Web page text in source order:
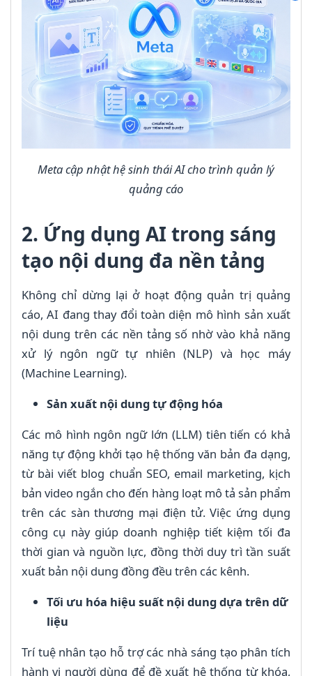
Meta cập nhật hệ sinh thái AI cho trình quản lý
quảng cáo
2. Ứng dụng AI trong sáng
tạo nội dung đa nền tảng
Không chỉ dừng lại ở hoạt động quản trị quảng
cáo, AI đang thay đổi toàn diện mô hình sản xuất
nội dung trên các nền tảng số nhờ vào khả năng
xử lý ngôn ngữ tự nhiên (NLP) và học máy
(Machine Learning).
Sản xuất nội dung tự động hóa
Các mô hình ngôn ngữ lớn (LLM) tiên tiến có khả
năng tự động khởi tạo hệ thống văn bản đa dạng,
từ bài viết blog chuẩn SEO, email marketing, kịch
bản video ngắn cho đến hàng loạt mô tả sản phẩm
trên các sàn thương mại điện tử. Việc ứng dụng
công cụ này giúp doanh nghiệp tiết kiệm tối đa
thời gian và nguồn lực, đồng thời duy trì tần suất
xuất bản nội dung đồng đều trên các kênh.
Tối ưu hóa hiệu suất nội dung dựa trên dữ
liệu
Trí tuệ nhân tạo hỗ trợ các nhà sáng tạo phân tích
hành vi người dùng để đề xuất hệ thống từ khóa,